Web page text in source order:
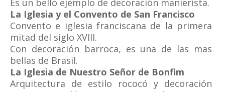
Es un bello ejemplo de decoración manierista.
La Iglesia y el Convento de San Francisco
Convento e iglesia franciscana de la primera
mitad del siglo XVIII.
Con decoración barroca, es una de las mas
bellas de Brasil.
La Iglesia de Nuestro Señor de Bonfim
Arquitectura de estilo rococó y decoración